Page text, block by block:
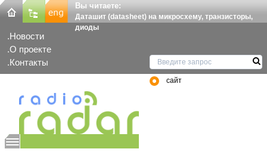
Вы читаете:
Даташит (datasheet) на микросхему, транзисторы,
диоды
Новости
О проекте
Контакты
сайт